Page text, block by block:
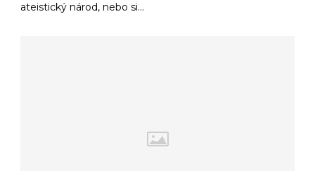
ateistický národ, nebo si…